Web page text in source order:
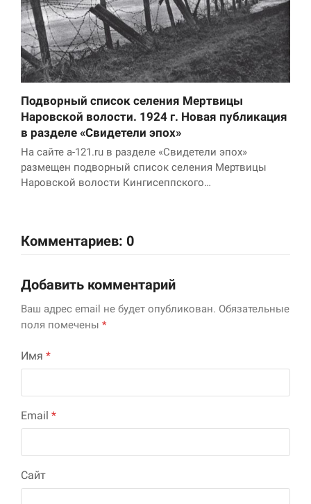
Подворный список селения Мертвицы
Наровской волости. 1924 г. Новая публикация
в разделе «Свидетели эпох»
На сайте a-121.ru в разделе «Свидетели эпох»
размещен подворный список селения Мертвицы
Наровской волости Кингисеппского…
Комментариев: 0
Добавить комментарий
Ваш адрес email не будет опубликован. Обязательные
поля помечены *
Имя *
Email *
Сайт